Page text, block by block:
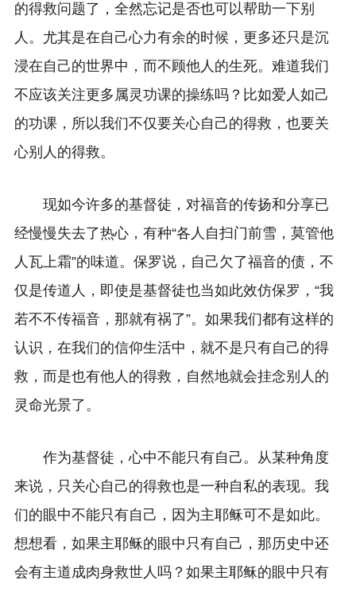
的得救问题了，全然忘记是否也可以帮助一下别
人。尤其是在自己心力有余的时候，更多还只是沉
浸在自己的世界中，而不顾他人的生死。难道我们
不应该关注更多属灵功课的操练吗？比如爱人如己
的功课，所以我们不仅要关心自己的得救，也要关
心别人的得救。
现如今许多的基督徒，对福音的传扬和分享已
经慢慢失去了热心，有种“各人自扫门前雪，莫管他
人瓦上霜”的味道。保罗说，自己欠了福音的债，不
仅是传道人，即使是基督徒也当如此效仿保罗，“我
若不不传福音，那就有祸了”。如果我们都有这样的
认识，在我们的信仰生活中，就不是只有自己的得
救，而是也有他人的得救，自然地就会挂念别人的
灵命光景了。
作为基督徒，心中不能只有自己。从某种角度
来说，只关心自己的得救也是一种自私的表现。我
们的眼中不能只有自己，因为主耶稣可不是如此。
想想看，如果主耶稣的眼中只有自己，那历史中还
会有主道成肉身救世人吗？如果主耶稣的眼中只有